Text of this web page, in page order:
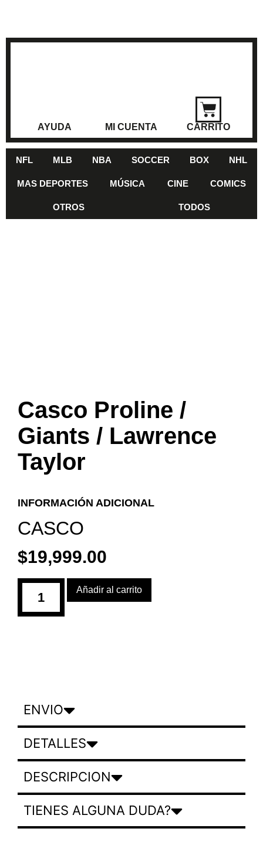
AYUDA MI CUENTA CARRITO
NFL MLB NBA SOCCER BOX NHL
MAS DEPORTES MÚSICA CINE COMICS
OTROS TODOS
Casco Proline /
Giants / Lawrence
Taylor
INFORMACIÓN ADICIONAL
CASCO
$19,999.00
Añadir al carrito
ENVIO
DETALLES
DESCRIPCION
TIENES ALGUNA DUDA?